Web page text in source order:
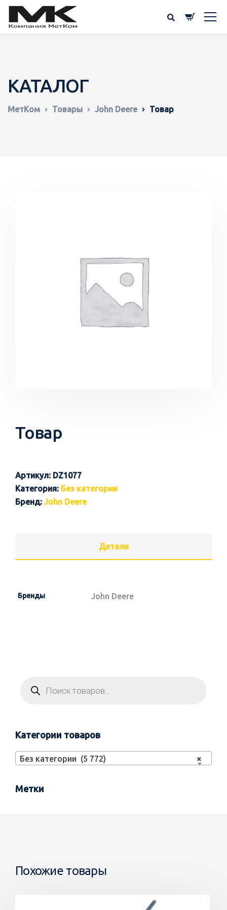
КАТАЛОГ
МетКом Товары John Deere Товар
Товар
Артикул: DZ1077
Категория: Без категории
Бренд: John Deere
Детали
Бренды John Deere
Категории товаров
×
Без категории (5 772)
Метки
Похожие товары